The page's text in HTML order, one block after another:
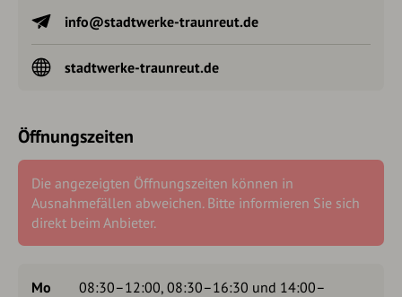
info@stadtwerke-traunreut.de
stadtwerke-traunreut.de
Öffnungszeiten
Die angezeigten Öffnungszeiten können in
Ausnahmefällen abweichen. Bitte informieren Sie sich
direkt beim Anbieter.
Mo
08:30–12:00, 08:30–16:30 und 14:00–